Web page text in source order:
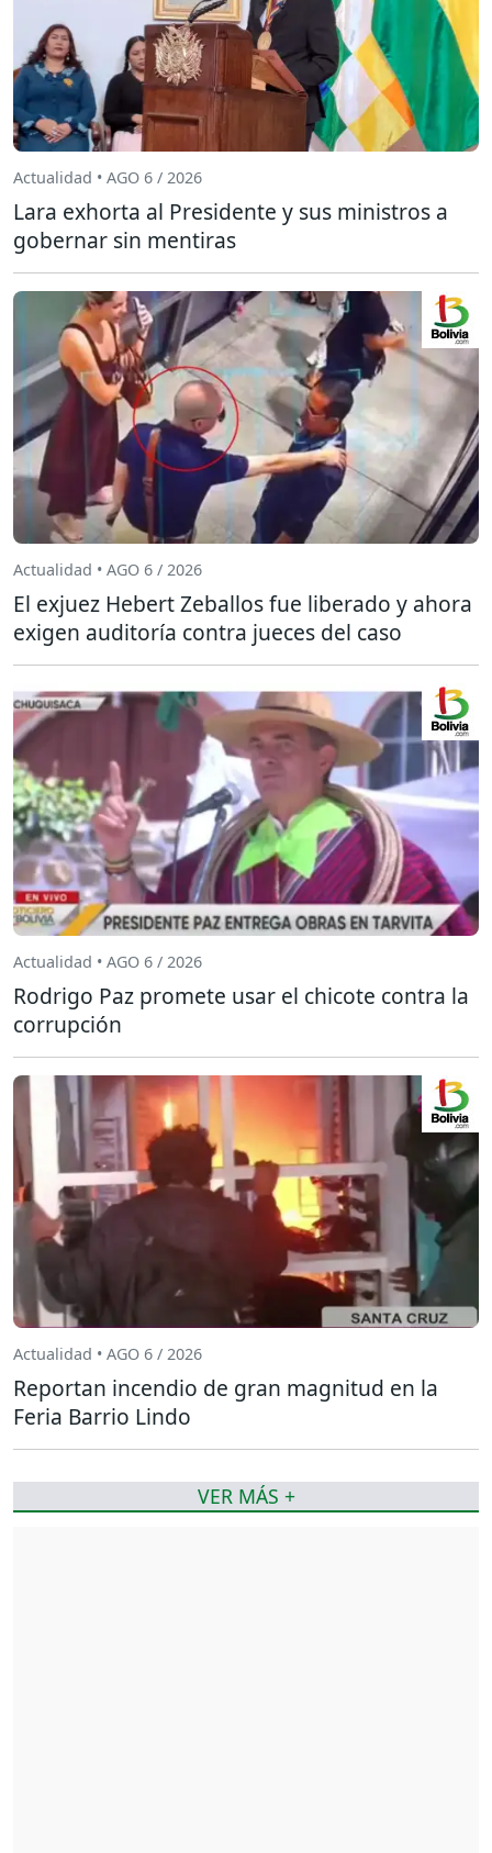
Actualidad • AGO 6 / 2026
Lara exhorta al Presidente y sus ministros a
gobernar sin mentiras
Actualidad • AGO 6 / 2026
El exjuez Hebert Zeballos fue liberado y ahora
exigen auditoría contra jueces del caso
Actualidad • AGO 6 / 2026
Rodrigo Paz promete usar el chicote contra la
corrupción
Actualidad • AGO 6 / 2026
Reportan incendio de gran magnitud en la
Feria Barrio Lindo
VER MÁS +